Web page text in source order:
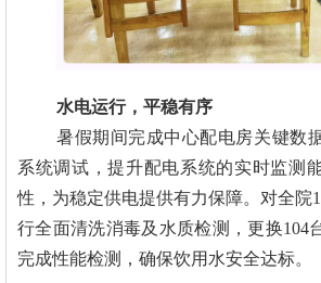
水电运行，平稳有序
暑假期间完成中心配电房关键数
系统调试，提升配电系统的实时监测
性，为稳定供电提供有力保障。对全院
行全面清洗消毒及水质检测，更换104
完成性能检测，确保饮用水安全达标。